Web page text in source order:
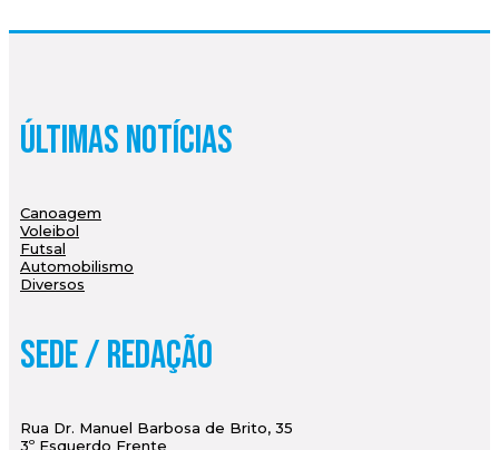
Últimas Notícias
Canoagem
Voleibol
Futsal
Automobilismo
Diversos
Sede / Redação
Rua Dr. Manuel Barbosa de Brito, 35
3º Esquerdo Frente